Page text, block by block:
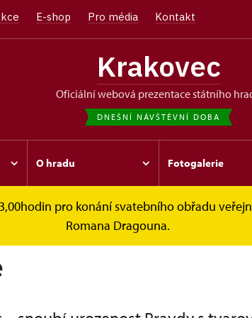
E-shop Pro média Kontakt
Krakovec
oficiální webová prezentace státního
DNEŠNÍ NÁVŠTĚVNÍ DOBA
O hradu Fotogalerie
pro konání svatebního obřadu
Romana Dragouna.